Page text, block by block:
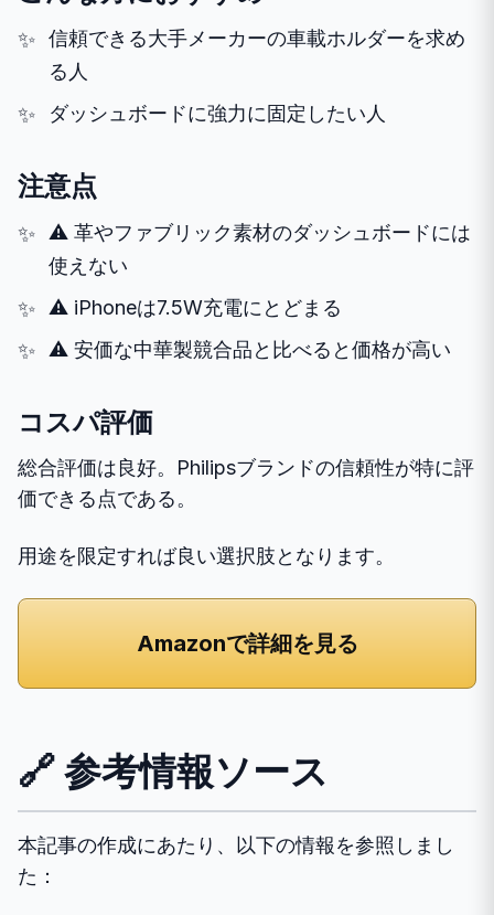
信頼できる大手メーカーの車載ホルダーを求め
る人
ダッシュボードに強力に固定したい人
注意点
⚠️ 革やファブリック素材のダッシュボードには
使えない
⚠️ iPhoneは7.5W充電にとどまる
⚠️ 安価な中華製競合品と比べると価格が高い
コスパ評価
総合評価は良好。Philipsブランドの信頼性が特に評
価できる点である。
用途を限定すれば良い選択肢となります。
Amazonで詳細を見る
🔗 参考情報ソース
本記事の作成にあたり、以下の情報を参照しまし
た：